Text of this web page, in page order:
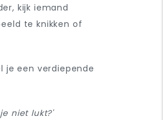
kijk iemand
te knikken of
je een verdiepende
niet lukt?'